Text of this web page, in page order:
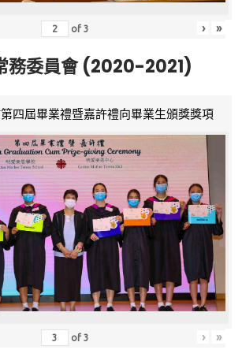
of3 › »
務委員會 (2020-2021)
四屆畢業禮暨嘉許禮向畢業生頒獎獎項
of3 › »